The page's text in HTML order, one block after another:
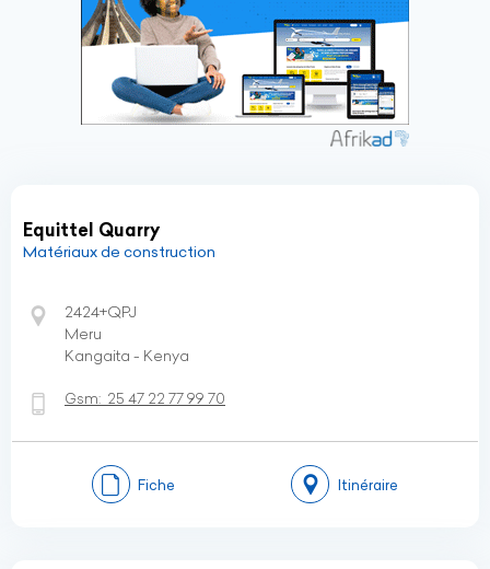
Equittel Quarry
Matériaux de construction
2424+QPJ
Meru
Kangaita - Kenya
Gsm: 25 47 22 77 99 70
Fiche Itinéraire